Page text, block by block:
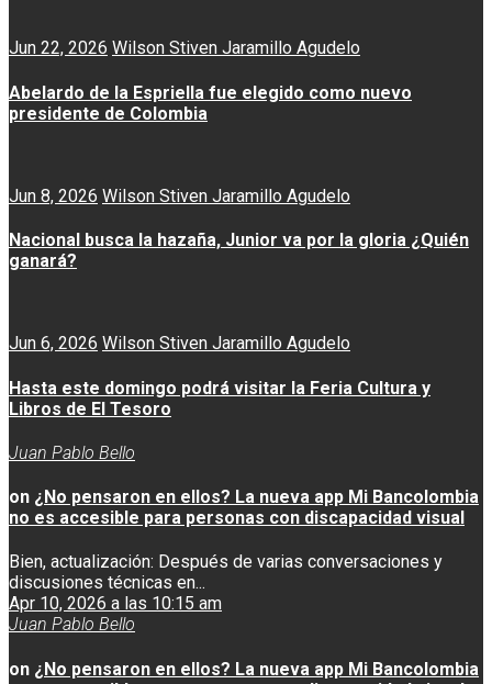
Jun 22, 2026 Wilson Stiven Jaramillo Agudelo
Abelardo de la Espriella fue elegido como nuevo
presidente de Colombia
Jun 8, 2026 Wilson Stiven Jaramillo Agudelo
Nacional busca la hazaña, Junior va por la gloria ¿Quién
ganará?
Jun 6, 2026 Wilson Stiven Jaramillo Agudelo
Hasta este domingo podrá visitar la Feria Cultura y
Libros de El Tesoro
Juan Pablo Bello
on ¿No pensaron en ellos? La nueva app Mi Bancolombia
no es accesible para personas con discapacidad visual
Bien, actualización: Después de varias conversaciones y
discusiones técnicas en...
Apr 10, 2026 a las 10:15 am
Juan Pablo Bello
on ¿No pensaron en ellos? La nueva app Mi Bancolombia